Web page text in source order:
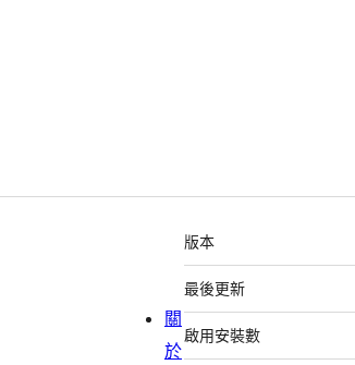
中
繼
資
料
版本
最後更新
啟用安裝數
關
於